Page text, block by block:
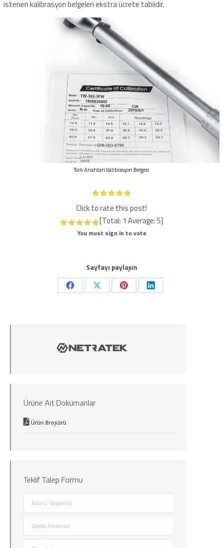
istenen kalibrasyon belgeleri ekstra ücrete tabiidir.
Tork Anahtari Kalibrasyon Belgesi
Click to rate this post!
[Total: 1 Average:5]
You must sign in to vote
Sayfayı paylaşın
Share
Share
Share
Share
Ürüne Ait Dokümanlar
Ürün Broşürü
Teklif Talep Formu